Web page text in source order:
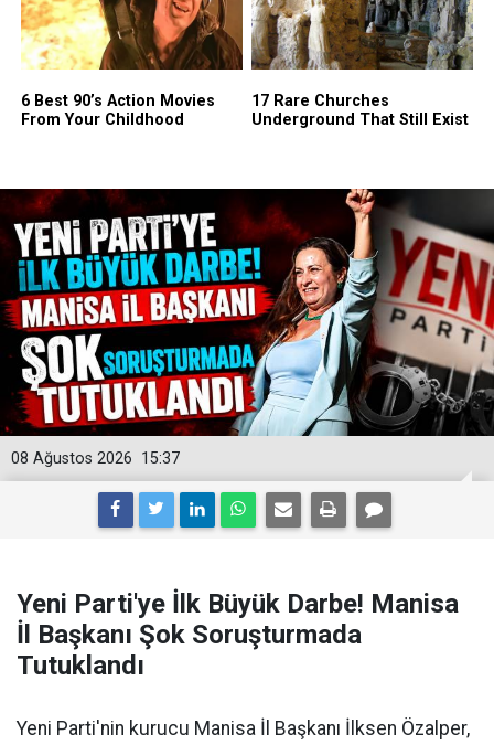
15:37
08 Ağustos 2026
Yeni Parti'ye İlk Büyük Darbe! Manisa
İl Başkanı Şok Soruşturmada
Tutuklandı
Yeni Parti'nin kurucu Manisa İl Başkanı İlksen Özalper,